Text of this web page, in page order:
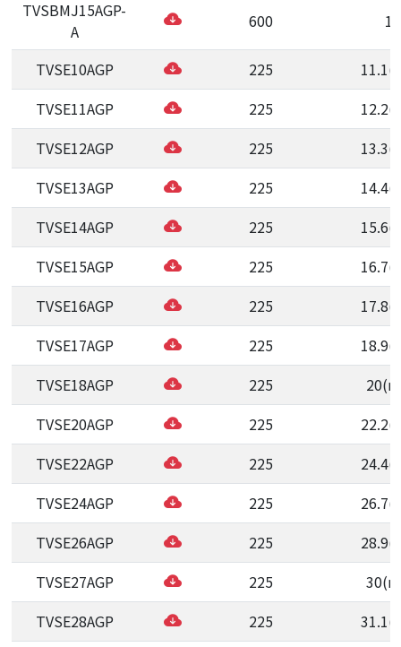
TVSBMJ15AGP-
A
600 15
TVSE10AGP 225
TVSE11AGP
225
TVSE12AGP
225
TVSE13AGP
225
TVSE14AGP
225
TVSE15AGP
225
TVSE16AGP
225
TVSE17AGP
225
TVSE18AGP
225
TVSE20AGP
225
TVSE22AGP
225
TVSE24AGP
225
TVSE26AGP
225
TVSE27AGP
225
TVSE28AGP
225